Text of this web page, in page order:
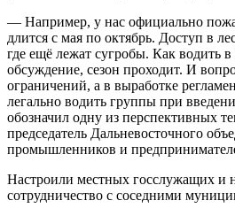
— Например, у нас официально
длится с мая по октябрь. Доступ в
где ещё лежат сугробы. Как водить
обсуждение, сезон проходит. И
ограничений, а в выработке
легально водить группы при
обозначил одну из перспективных
председатель Дальневосточного
промышленников и
Настроили местных госслужащих и
сотрудничество с соседними